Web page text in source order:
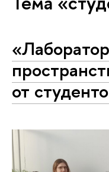
от